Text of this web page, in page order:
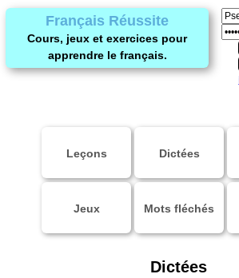
Français Réussite
Cours, jeux et exercices pour
apprendre le français.
Leçons Dictées
Jeux Mots fléchés
Dictées